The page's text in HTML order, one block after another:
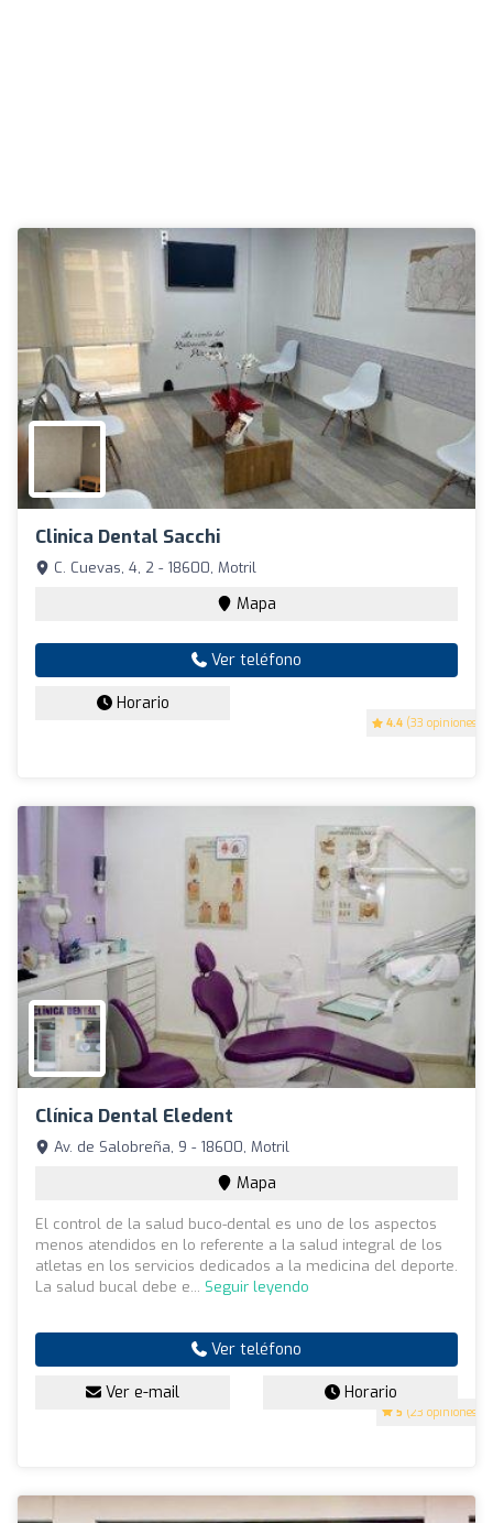
Clinica Dental Sacchi
4.4 (33 opiniones)
C. Cuevas, 4, 2 - 18600, Motril
Mapa
Ver teléfono
Horario
Clínica Dental Eledent
5 (23 opiniones)
Av. de Salobreña, 9 - 18600, Motril
Mapa
El control de la salud buco-dental es uno de los aspectos
menos atendidos en lo referente a la salud integral de los
atletas en los servicios dedicados a la medicina del deporte.
La salud bucal debe e... Seguir leyendo
Ver teléfono
Ver e-mail Horario